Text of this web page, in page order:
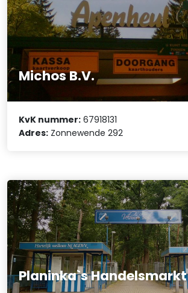
Michos B.V.
KvK nummer: 67918131
Adres: Zonnewende 292
Planinka`s Handelsmarkt